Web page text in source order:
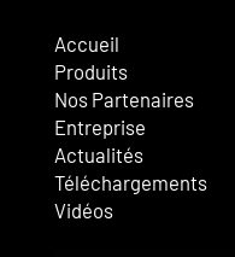
Accueil
Produits
Nos Partenaires
Entreprise
Actualités
Téléchargements
Vidéos